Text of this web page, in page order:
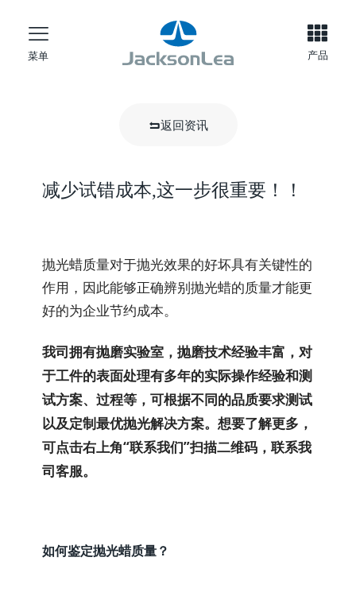
菜单 产品
返回资讯
减少试错成本,这一步很重要！！
抛光蜡质量对于抛光效果的好坏具有关键性的
作用，因此能够正确辨别抛光蜡的质量才能更
好的为企业节约成本。
我司拥有抛磨实验室，抛磨技术经验丰富，对
于工件的表面处理有多年的实际操作经验和测
试方案、过程等，可根据不同的品质要求测试
以及定制最优抛光解决方案。想要了解更多，
可点击右上角“联系我们”扫描二维码，联系我
司客服。
如何鉴定抛光蜡质量？